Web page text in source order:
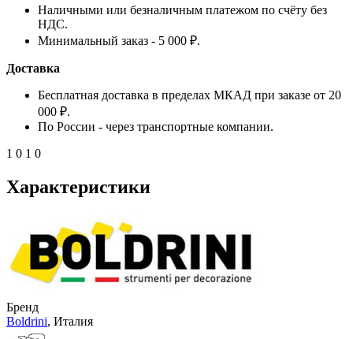
Наличными или безналичным платежом по счёту без
НДС.
Минимальный заказ - 5 000 ₽.
Доставка
Бесплатная доставка в пределах МКАД при заказе от 20
000 ₽.
По России - через транспортные компании.
1 0 1 0
Характеристики
Бренд
Boldrini, Италия